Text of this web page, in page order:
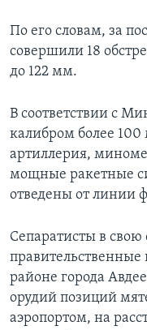
По его словам, за
совершили 18
до 122 мм.
В соответствии с
калибром более
артиллерия,
мощные ракетные
отведены от линии
Сепаратисты в
районе города
орудий позиций
аэропортом, на